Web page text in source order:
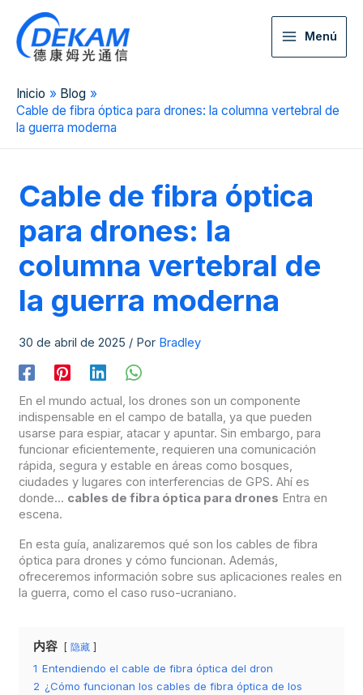
Menú
Inicio
Blog
Cable de fibra óptica para drones: la columna vertebral de
la guerra moderna
Cable de fibra óptica
para drones: la
columna vertebral de
la guerra moderna
30 de abril de 2025 / Por Bradley
En el mundo actual, los drones son un componente
indispensable en el campo de batalla, ya que pueden
usarse para espiar, atacar y apuntar. Sin embargo, para
funcionar eficientemente, requieren una comunicación
rápida, segura y estable en áreas como bosques,
ciudades y lugares con interferencias de GPS. Ahí es
donde... cables de fibra óptica para drones Entra en
escena.
En esta guía, analizaremos qué son los cables de fibra
óptica para drones y cómo funcionan. Además,
ofreceremos información sobre sus aplicaciones reales en
la guerra, como el caso ruso-ucraniano.
内容 隐藏
1 Entendiendo el cable de fibra óptica del dron
2 ¿Cómo funcionan los cables de fibra óptica de los